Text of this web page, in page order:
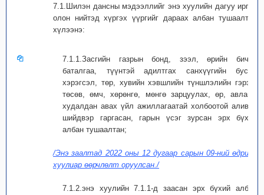
7.1.Шилэн дансны мэдээллийг энэ хуулийн дагуу иргэн
олон нийтэд хүргэх үүргийг дараах албан тушаалтан
хүлээнэ:
7.1.1.Засгийн газрын бонд, зээл, өрийн бичиг,
баталгаа, түүнтэй адилтгах санхүүгийн бусад
хэрэгсэл, төр, хувийн хэвшлийн түншлэлийн гэрээ,
төсөв, өмч, хөрөнгө, мөнгө зарцуулах, өр, авлага,
худалдан авах үйл ажиллагаатай холбоотой аливаа
шийдвэр гаргасан, гарын үсэг зурсан эрх бүхий
албан тушаалтан;
/Энэ заалтад 2022 оны 12 дугаар сарын 09-ний өдрийн
хуулиар өөрчлөлт оруулсан./
7.1.2.энэ хуулийн 7.1.1-д заасан эрх бүхий албан